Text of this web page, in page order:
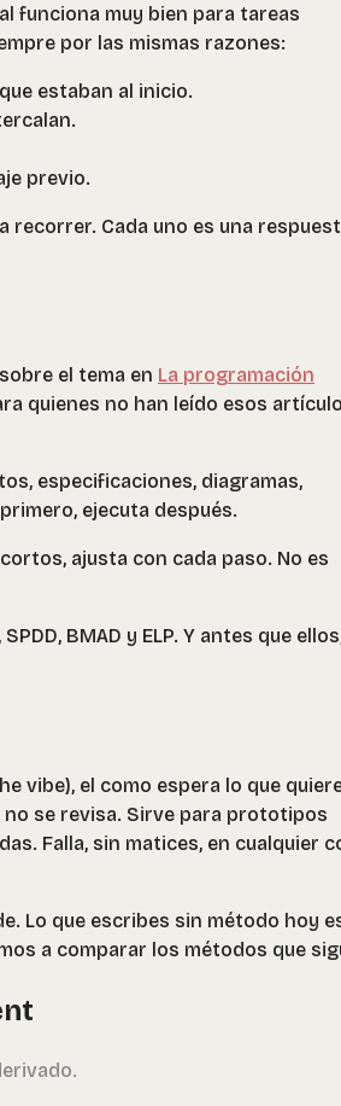
funciona muy bien para tareas
por las mismas razones:
estaban al inicio.
previo.
recorrer. Cada uno es una
el tema en La programación
quienes no han leído esos
especificaciones, diagramas,
ejecuta después.
ajusta con cada paso. No es
BMAD y ELP. Y antes que
vibe), el como espera lo que
no se revisa. Sirve para prototipos
Falla, sin matices, en cualquier
. Lo que escribes sin método hoy
a comparar los métodos que